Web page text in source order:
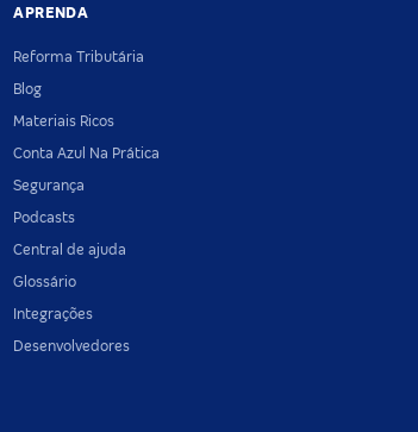
APRENDA
Reforma Tributária
Blog
Materiais Ricos
Conta Azul Na Prática
Segurança
Podcasts
Central de ajuda
Glossário
Integrações
Desenvolvedores